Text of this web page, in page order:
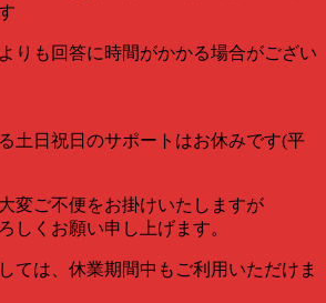
りも回答に時間がかかる場合がござい
土日祝日のサポートはお休みです(平
変ご不便をお掛けいたしますが
しくお願い申し上げます。
ては、休業期間中もご利用いただけま